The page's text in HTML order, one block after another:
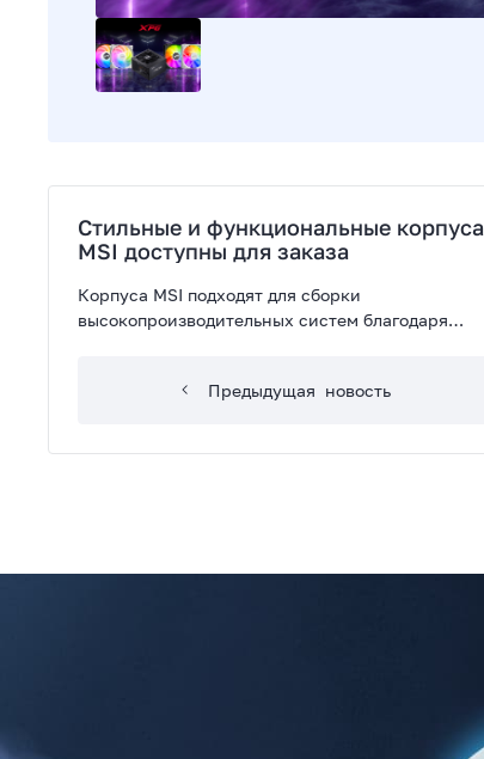
Стильные и функциональные корпуса
MSI доступны для заказа
Корпуса MSI подходят для сборки
высокопроизводительных систем благодаря
Предыдущая новость